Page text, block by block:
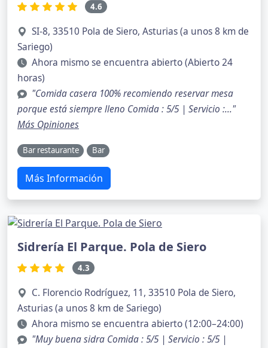
4.6
SI-8, 33510 Pola de Siero, Asturias (a unos 8 km de
Sariego)
Ahora mismo se encuentra abierto (Abierto 24
horas)
"Comida casera 100% recomiendo reservar mesa
porque está siempre lleno Comida : 5/5 | Servicio :..."
Más Opiniones
Bar restaurante Bar
Más Información
Sidrería El Parque. Pola de Siero
4.3
C. Florencio Rodríguez, 11, 33510 Pola de Siero,
Asturias (a unos 8 km de Sariego)
Ahora mismo se encuentra abierto (12:00–24:00)
"Muy buena sidra Comida : 5/5 | Servicio : 5/5 |